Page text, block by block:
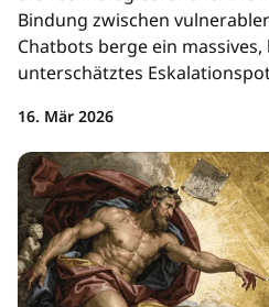
Bindung zwischen
Chatbots berge ein
unterschätztes
16. Mär 2026